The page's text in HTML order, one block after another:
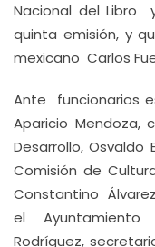
Nacional del Libro
quinta emisión, y
mexicano Carlos
Ante funcionarios
Aparicio Mendoza,
Desarrollo, Osvaldo
Comisión de
Constantino
el Ayuntamiento
Rodríguez,